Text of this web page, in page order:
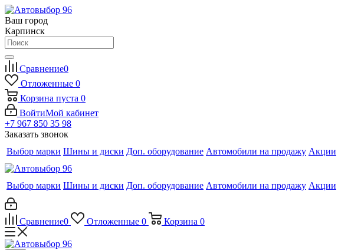
Ваш город
Карпинск
Сравнение0
Отложенные 0
Корзина пуста 0
ВойтиМой кабинет
+7 967 850 35 98
Заказать звонок
Выбор марки Шины и диски Доп. оборудование Автомобили на продажу Акции
Выбор марки Шины и диски Доп. оборудование Автомобили на продажу Акции
Сравнение0 Отложенные 0 Корзина 0